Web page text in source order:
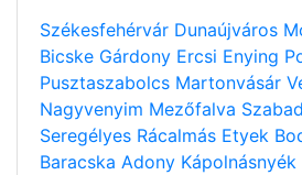
Székesfehérvár Dunaújváros
Bicske Gárdony Ercsi Enying
Pusztaszabolcs Martonvásár
Nagyvenyim Mezőfalva
Seregélyes Rácalmás Etyek
Baracska Adony Kápolnásnyék